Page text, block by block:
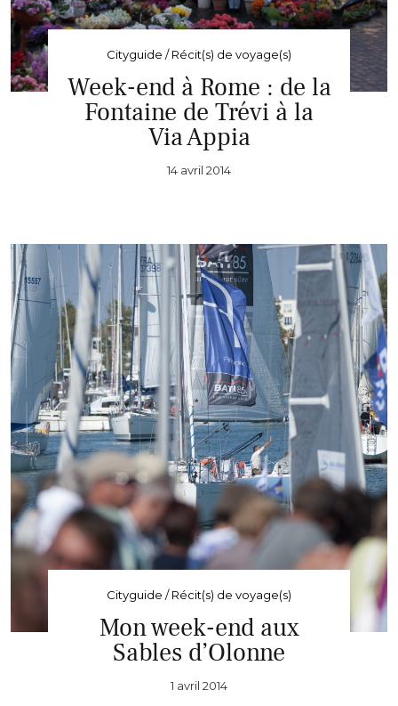
Cityguide / Récit(s) de voyage(s)
Week-end à Rome : de la
Fontaine de Trévi à la
Via Appia
14 avril 2014
Cityguide / Récit(s) de voyage(s)
Mon week-end aux
Sables d’Olonne
1 avril 2014